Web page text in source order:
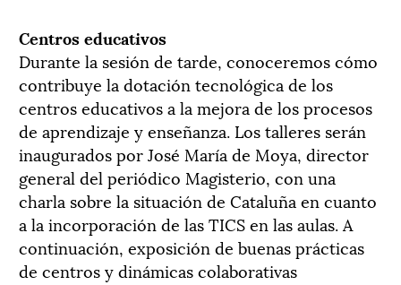
Centros educativos
Durante la sesión de tarde, conoceremos cómo
contribuye la dotación tecnológica de los
centros educativos a la mejora de los procesos
de aprendizaje y enseñanza. Los talleres serán
inaugurados por José María de Moya, director
general del periódico Magisterio, con una
charla sobre la situación de Cataluña en cuanto
a la incorporación de las TICS en las aulas. A
continuación, exposición de buenas prácticas
de centros y dinámicas colaborativas